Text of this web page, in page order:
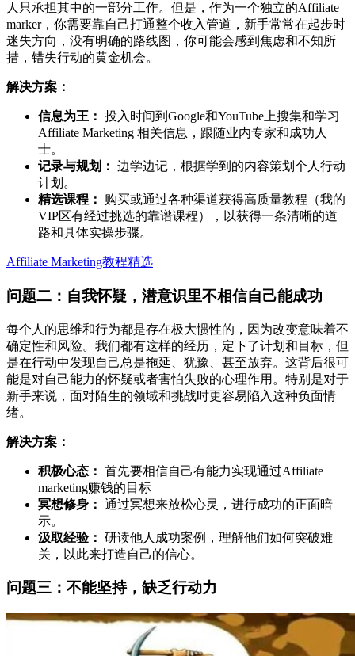
人只承担其中的一部分工作。但是，作为一个独立的Affiliate
marker，你需要靠自己打通整个收入管道，新手常常在起步时
迷失方向，没有明确的路线图，你可能会感到焦虑和不知所
措，错失行动的黄金机会。
解决方案：
信息为王： 投入时间到Google和YouTube上搜集和学习
Affiliate Marketing 相关信息，跟随业内专家和成功人
士。
记录与规划： 边学边记，根据学到的内容策划个人行动
计划。
精选课程：
购买或通过各种渠道获得高质量教程（我的
VIP区有经过挑选的靠谱课程），以获得一条清晰的道
路和具体实操步骤。
Affiliate Marketing教程精选
问题二：自我怀疑，潜意识里不相信自己能成功
每个人的思维和行为都是存在极大惯性的，因为改变意味着不
确定性和风险。我们都有这样的经历，定下了计划和目标，但
是在行动中发现自己总是拖延、犹豫、甚至放弃。这背后很可
能是对自己能力的怀疑或者害怕失败的心理作用。特别是对于
新手来说，面对陌生的领域和挑战时更容易陷入这种负面情
绪。
解决方案：
积极心态： 首先要相信自己有能力实现通过Affiliate
marketing赚钱的目标
冥想修身： 通过冥想来放松心灵，进行成功的正面暗
示。
汲取经验： 研读他人成功案例，理解他们如何突破难
关，以此来打造自己的信心。
问题三：不能坚持，缺乏行动力